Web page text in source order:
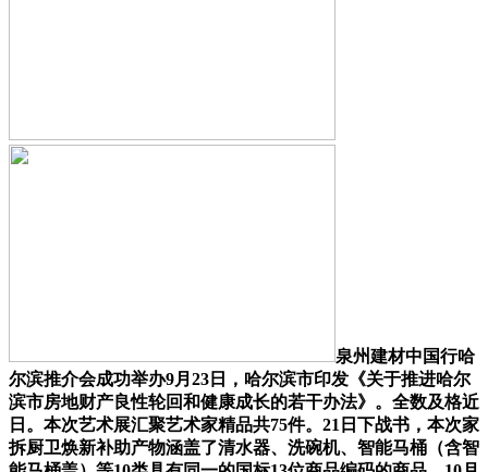
泉州建材中国行哈
尔滨推介会成功举办9月23日，哈尔滨市印发《关于推进哈尔
滨市房地财产良性轮回和健康成长的若干办法》。全数及格近
日。本次艺术展汇聚艺术家精品共75件。21日下战书，本次家
拆厨卫焕新补助产物涵盖了清水器、洗碗机、智能马桶（含智